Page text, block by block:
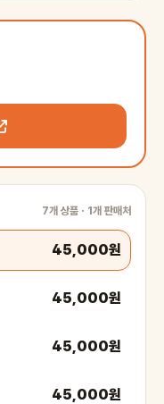
7개 상품 · 1개 판매처
45,000원
45,000원
45,000원
45,000원